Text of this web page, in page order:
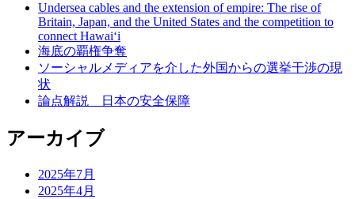
Undersea cables and the extension of empire: The rise of
Britain, Japan, and the United States and the competition to
connect Hawai‘i
海底の覇権争奪
ソーシャルメディアを介した外国からの選挙干渉の現
状
論点解説 日本の安全保障
アーカイブ
2025年7月
2025年4月